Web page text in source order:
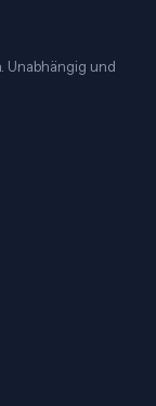
Unabhängig und